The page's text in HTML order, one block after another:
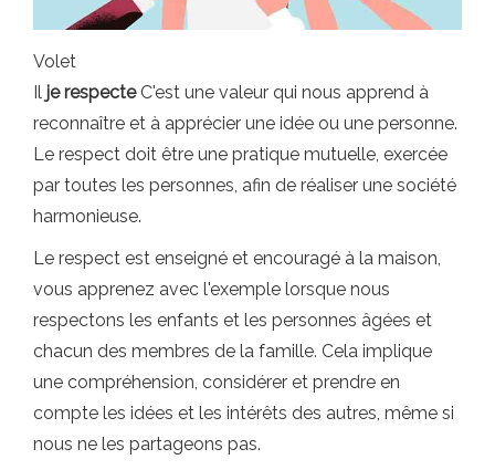
Volet
Il je respecteC'est une valeur qui nous apprend à
reconnaître et à apprécier une idée ou une personne.
Le respect doit être une pratique mutuelle, exercée
par toutes les personnes, afin de réaliser une société
harmonieuse.
Le respect est enseigné et encouragé à la maison,
vous apprenez avec l'exemple lorsque nous
respectons les enfants et les personnes âgées et
chacun des membres de la famille. Cela implique
une compréhension, considérer et prendre en
compte les idées et les intérêts des autres, même si
nous ne les partageons pas.